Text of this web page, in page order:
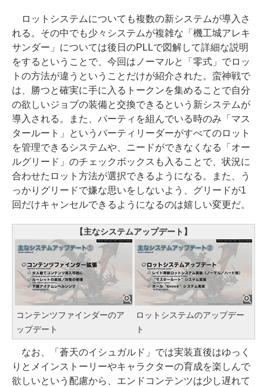
ロットシステムについても複数の新システムが導入さ
れる。その中でも少々システムが複雑な「機工城アレキ
サンダー」については後日のPLLで図解して詳細な説明
をするということで、今回はノーマルと「零式」でロッ
トの方法が違うということだけが紹介された。蛮神戦で
は、勝つと確実に手に入るトークンを集めることで自分
の欲しいジョブの装備と交換できるという新システムが
導入される。また、パーティを組んでいる時のみ「マス
タールート」というパーティリーダーがすべてのロット
を管理できるシステムや、ニードができなくなる「オー
ルグリード」のチェックボックスも入ることで、状況に
合わせたロット方法が選択できるようになる。また、う
っかりグリードで嫌な思いをしないよう、グリードが1
回だけキャンセルできるようになるのは嬉しい変更だ。
【主なシステムアップデート】
コンテンツファインダーのア
ップデート
ロットシステムのアップデー
ト
なお、「蒼天のイシュガルド」では実装直後はゆっく
りとメインストーリーやキャラクターの育成を楽しんで
欲しいという配慮から、エンドコンテンツは少し遅れて